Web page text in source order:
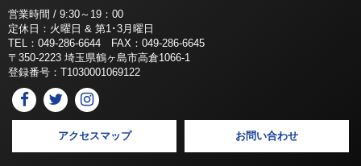
営業時間 / 9:30～19：00
定休日：火曜日 & 第1･3月曜日
TEL：049-286-6644 FAX：049-286-6645
〒350-2223 埼玉県鶴ヶ島市高倉1066-1
登録番号：T1030001069122
アクセスマップ お問い合わせ